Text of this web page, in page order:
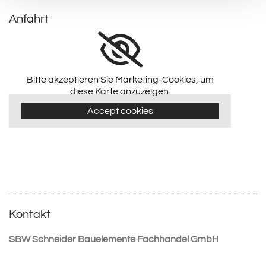
Anfahrt
Bitte akzeptieren Sie Marketing-Cookies, um
diese Karte anzuzeigen.
Accept cookies
Kontakt
SBW Schneider Bauelemente Fachhandel GmbH